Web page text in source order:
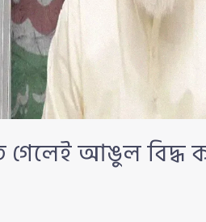
গেলেই আঙুল বিদ্ধ